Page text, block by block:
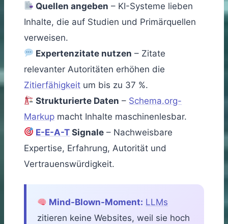
Quellen angeben – KI-Systeme lieben
Inhalte, die auf Studien und Primärquellen
verweisen.
Expertenzitate nutzen – Zitate
relevanter Autoritäten erhöhen die
Zitierfähigkeit um bis zu 37 %.
Strukturierte Daten – Schema.org-
Markup macht Inhalte maschinenlesbar.
E-E-A-T Signale – Nachweisbare
Expertise, Erfahrung, Autorität und
Vertrauenswürdigkeit.
Mind-Blown-Moment: LLMs
zitieren keine Websites, weil sie hoch